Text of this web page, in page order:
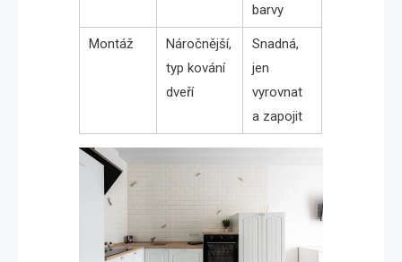
barvy
Montáž
Náročnější,
typ kování
dveří
Snadná,
jen
vyrovnat
a zapojit